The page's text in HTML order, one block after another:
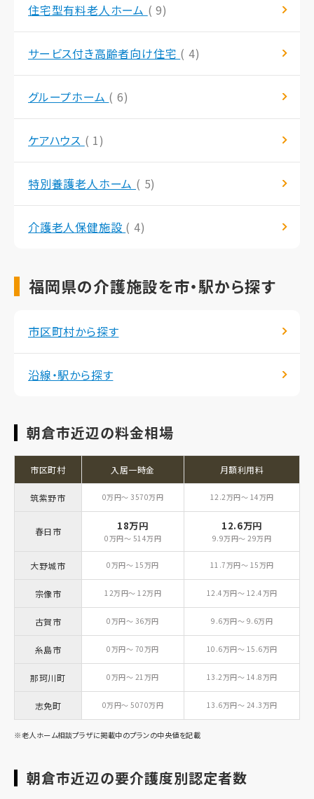
住宅型有料老人ホーム ( 9)
サービス付き高齢者向け住宅 ( 4)
グループホーム ( 6)
ケアハウス ( 1)
特別養護老人ホーム ( 5)
介護老人保健施設 ( 4)
福岡県の介護施設を市・駅から探す
市区町村から探す
沿線・駅から探す
朝倉市近辺の料金相場
市区町村 入居一時金 月額利用料
筑紫野市 0万円～ 3570万円 12.2万円～ 14万円
春日市 18万円
0万円～ 514万円
12.6万円
9.9万円～ 29万円
大野城市 0万円～ 15万円 11.7万円～ 15万円
宗像市 12万円～ 12万円 12.4万円～ 12.4万円
古賀市 0万円～ 36万円 9.6万円～ 9.6万円
糸島市 0万円～ 70万円 10.6万円～ 15.6万円
那珂川町 0万円～ 21万円 13.2万円～ 14.8万円
志免町 0万円～ 5070万円 13.6万円～ 24.3万円
※老人ホーム相談プラザに掲載中のプランの中央値を記載
朝倉市近辺の要介護度別認定者数